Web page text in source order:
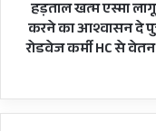
ख़त्म
माह
मांग
का
हड़ताल खत्म एस्मा
करने का आश्वासन दे
रोडवेज कर्मी HC से